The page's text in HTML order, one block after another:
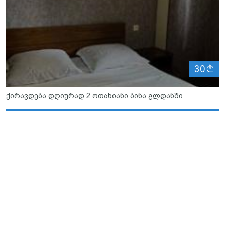
30
ქირავდება დღიურად 2 ოთახიანი ბინა გლდანში